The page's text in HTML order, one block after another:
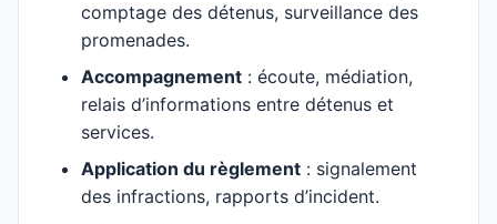
comptage des détenus, surveillance des
promenades.
Accompagnement : écoute, médiation,
relais d’informations entre détenus et
services.
Application du règlement : signalement
des infractions, rapports d’incident.